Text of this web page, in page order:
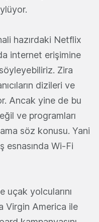
hazırdaki Netflix
internet erişimine
Zira
dizileri ve
Ancak yine de bu
ve programları
söz konusu. Yani
esnasında Wi-Fi
yolcularını
Virgin America ile